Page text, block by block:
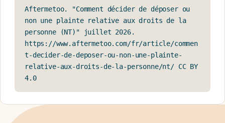
Aftermetoo. "Comment décider de déposer ou
non une plainte relative aux droits de la
personne (NT)" juillet 2026.
https://www.aftermetoo.com/fr/article/commen
t-decider-de-deposer-ou-non-une-plainte-
relative-aux-droits-de-la-personne/nt/ CC BY
4.0